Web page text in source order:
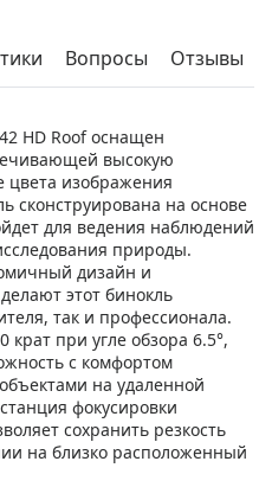
Вопросы Отзывы
HD Roof оснащен
высокую
цвета изображения
сконструирована на основе
для ведения наблюдений
природы.
дизайн и
этот бинокль
так и профессионала.
при угле обзора 6.5°,
с комфортом
на удаленной
фокусировки
сохранить резкость
на близко расположенный